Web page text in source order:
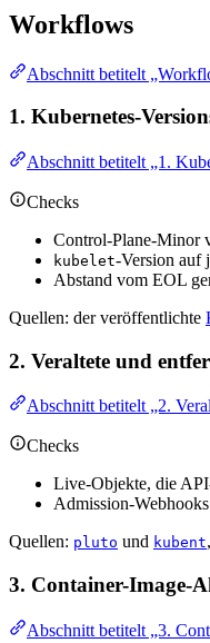
Workflows
Abschnitt betitelt
1. Kubernetes-
Abschnitt betitelt „1.
Checks
Control-Plane-Minor
kubelet-Version auf
Abstand vom EOL
Quellen: der veröffentlichte
2. Veraltete und
Abschnitt betitelt „2.
Checks
Live-Objekte, die
Admission-
Quellen: pluto und kubent
3. Container-Image-
Abschnitt betitelt „3.